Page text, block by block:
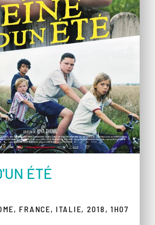
ÉTÉ
FRANCE, ITALIE, 2018, 1H07